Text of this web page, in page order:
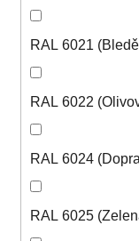
RAL 6021
RAL 6022
RAL 6024
RAL 6025